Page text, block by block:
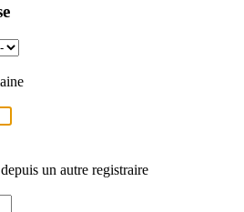
un autre registraire